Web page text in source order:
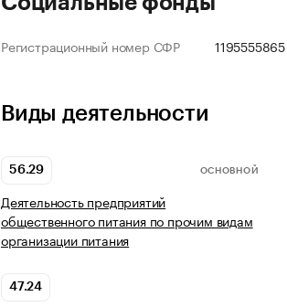
Регистрационный номер СФР 1195555865
Виды деятельности
56.29 ОСНОВНОЙ
Деятельность предприятий
общественного питания по прочим видам
организации питания
47.24